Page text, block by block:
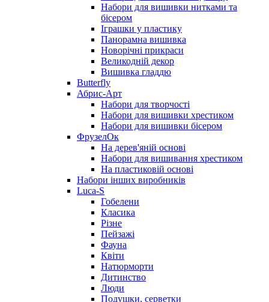
Набори для вишивки нитками та
бісером
Іграшки у пластику
Панорамна вишивка
Новорічні прикраси
Великодній декор
Вишивка гладдю
Butterfly
Абрис-Арт
Набори для творчості
Набори для вишивки хрестиком
Набори для вишивки бісером
ФрузелОк
На дерев'яній основі
Набори для вишивання хрестиком
На пластиковій основі
Набори інших виробників
Luca-S
Гобелени
Класика
Різне
Пейзажі
Фауна
Квіти
Натюрморти
Дитинство
Люди
Подушки, серветки